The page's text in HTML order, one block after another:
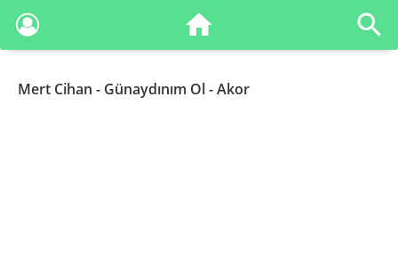
Mert Cihan - Günaydınım Ol - Akor